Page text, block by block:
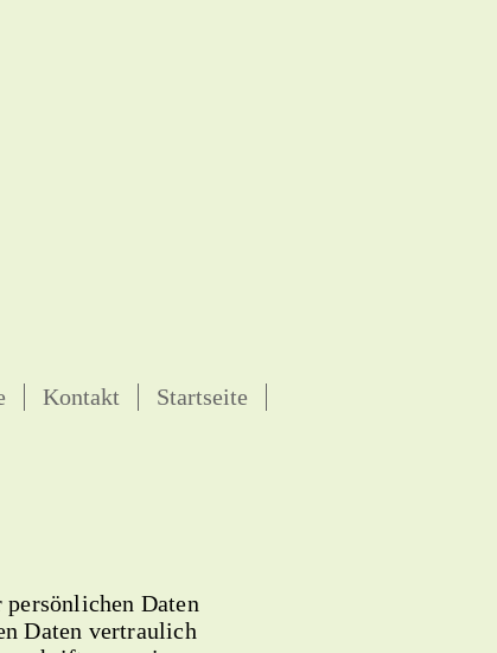
Startseite
Kontakt
Daten
Daten vertraulich